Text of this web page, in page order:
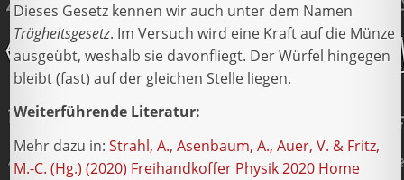
Dieses Gesetz kennen wir auch unter dem Namen
Trägheitsgesetz. Im Versuch wird eine Kraft auf die Münze
ausgeübt, weshalb sie davonfliegt. Der Würfel hingegen
bleibt (fast) auf der gleichen Stelle liegen.
Weiterführende Literatur:
Mehr dazu in:Strahl, A., Asenbaum, A., Auer, V. & Fritz,
M.-C. (Hg.) (2020) Freihandkoffer Physik 2020 Home